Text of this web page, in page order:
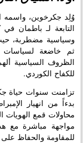
التابعة لـ باطمان
وسياسية مضطربة،
ثم خاضعة لسياسات
الظروف السياسية
للكفاح الكوردي.
تزامنت سنوات حياة
بدءاً من انهيار
محاولات قمع الهويات
مواجهة مباشرة مع
للمقاومة والحفاظ على